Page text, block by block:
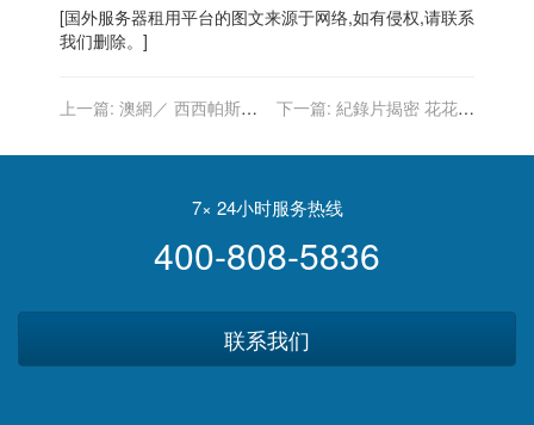
[国外服务器租用平台的图文来源于网络,如有侵权,请联系
我们删除。]
上一篇: 澳網／ 西西帕斯直
門票
下一篇: 紀錄片揭密 花花公
雜交趴
7× 24小时服务热线
400-808-5836
联系我们